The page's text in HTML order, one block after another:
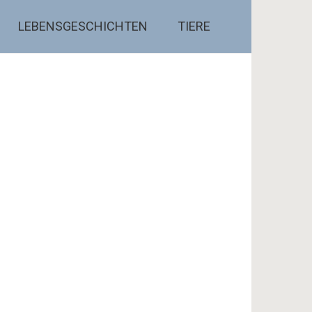
LEBENSGESCHICHTEN TIERE